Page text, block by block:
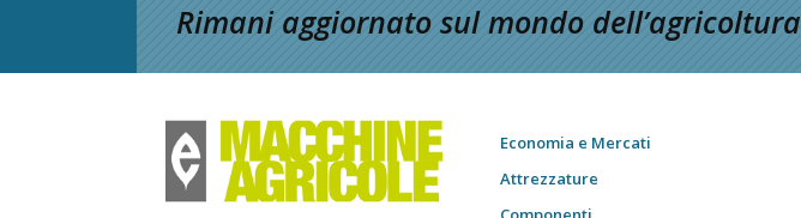
Rimani aggiornato sul mondo dell’agricoltura
Economia e Mercati
Attrezzature